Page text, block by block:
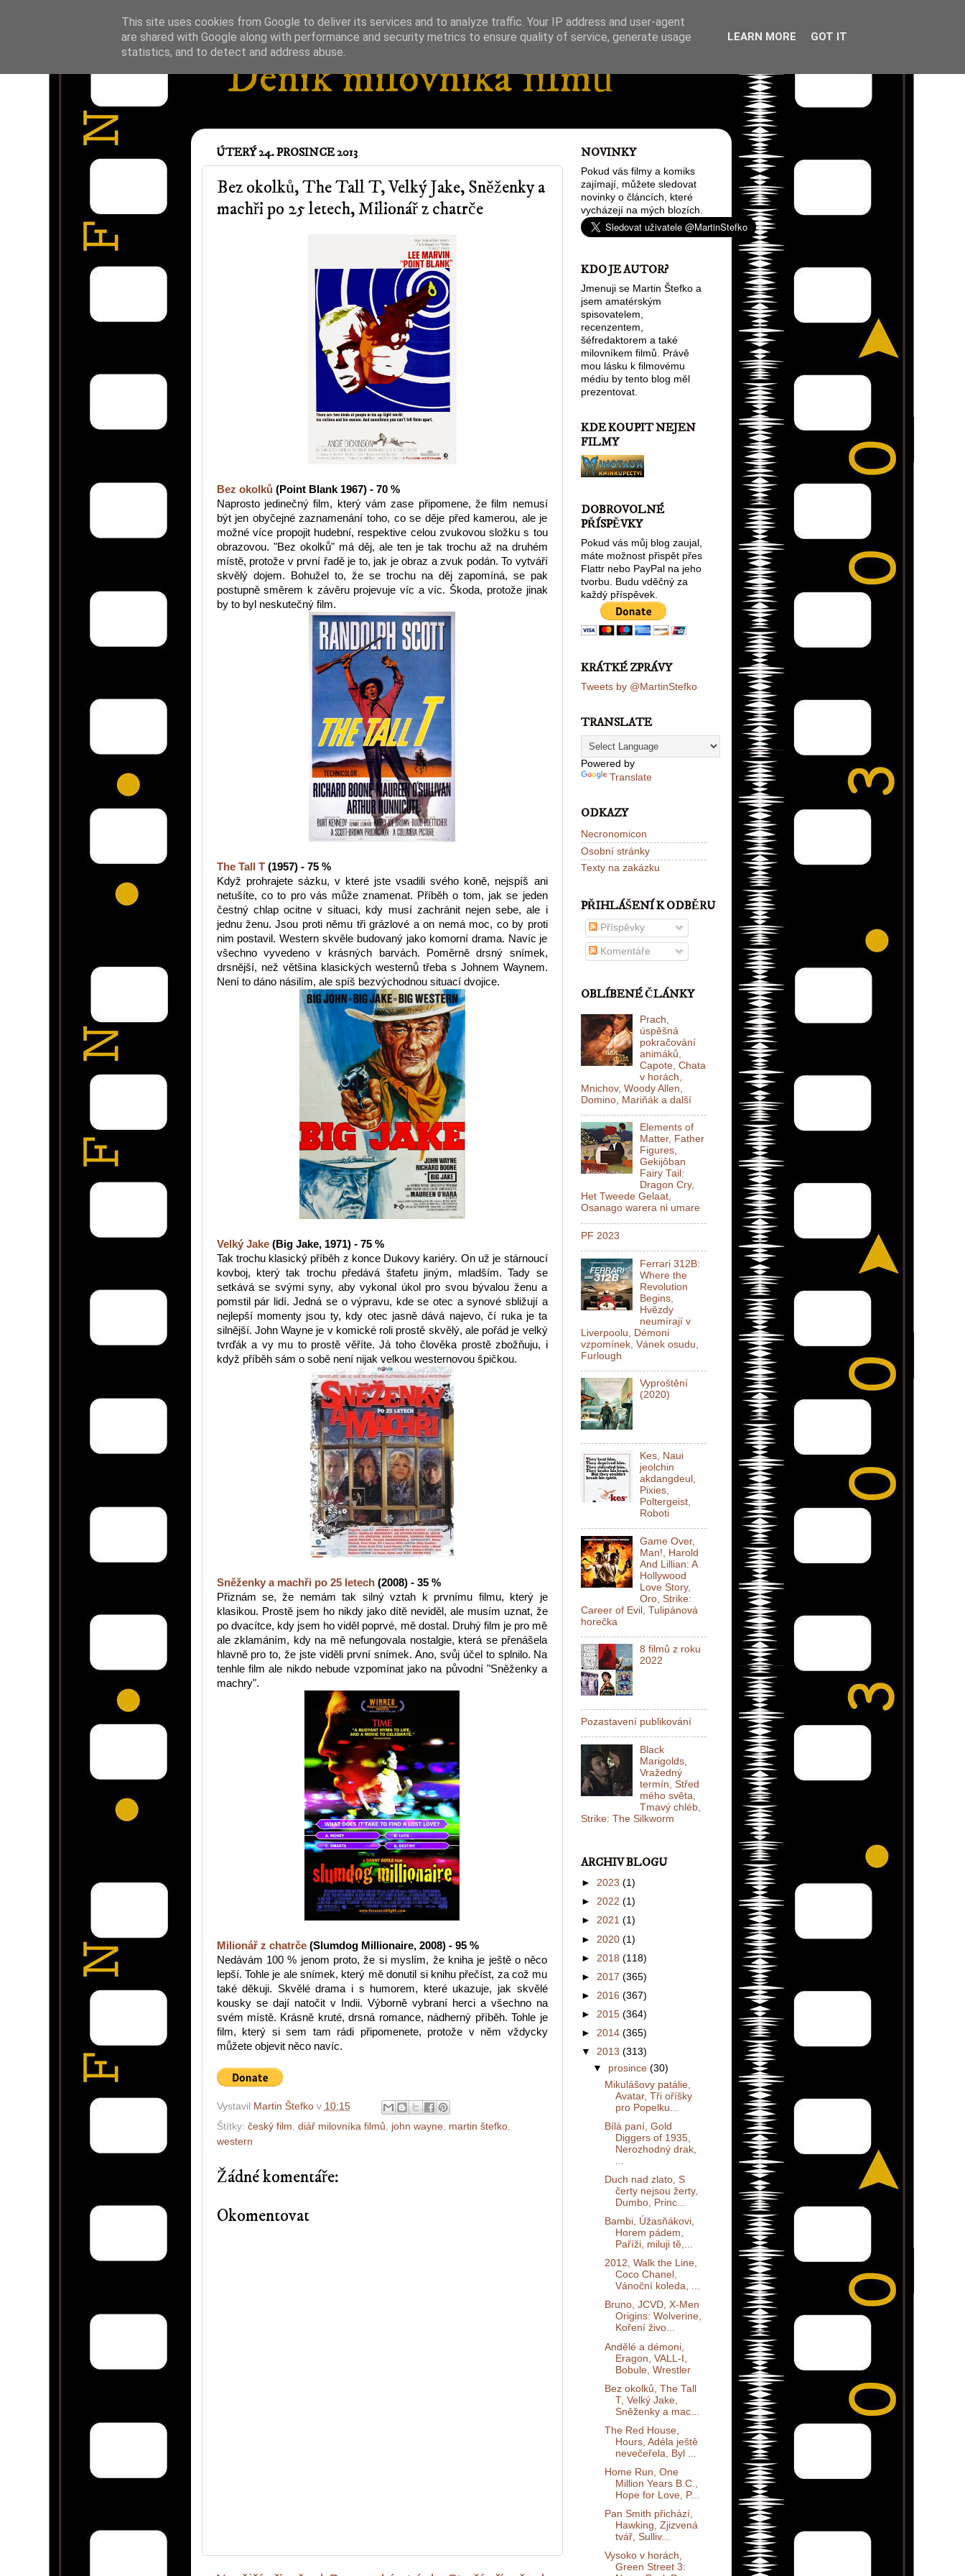
Deník milovníka filmů
ÚTERÝ 24. PROSINCE 2013
Bez okolků, The Tall T, Velký Jake, Sněženky a
machři po 25 letech, Milionář z chatrče
Bez okolků(Point Blank 1967) - 70 %
Naprosto jedinečný film, který vám zase připomene, že film nemusí
být jen obyčejné zaznamenání toho, co se děje před kamerou, ale je
možné více propojit hudební, respektive celou zvukovou složku s tou
obrazovou. "Bez okolků" má děj, ale ten je tak trochu až na druhém
místě, protože v první řadě je to, jak je obraz a zvuk podán. To vytváří
skvělý dojem. Bohužel to, že se trochu na děj zapomíná, se pak
postupně směrem k závěru projevuje víc a víc. Škoda, protože jinak
by to byl neskutečný film.
The Tall T(1957) - 75 %
Když prohrajete sázku, v které jste vsadili svého koně, nejspíš ani
netušíte, co to pro vás může znamenat. Příběh o tom, jak se jeden
čestný chlap ocitne v situaci, kdy musí zachránit nejen sebe, ale i
jednu ženu. Jsou proti němu tři grázlové a on nemá moc, co by proti
nim postavil. Western skvěle budovaný jako komorní drama. Navíc je
všechno vyvedeno v krásných barvách. Poměrně drsný snímek,
drsnější, než většina klasických westernů třeba s Johnem Waynem.
Není to dáno násilím, ale spíš bezvýchodnou situací dvojice.
Velký Jake(Big Jake, 1971) - 75 %
Tak trochu klasický příběh z konce Dukovy kariéry. On už je stárnoucí
kovboj, který tak trochu předává štafetu jiným, mladším. Tady se
setkává se svými syny, aby vykonal úkol pro svou bývalou ženu a
pomstil pár lidí. Jedná se o výpravu, kde se otec a synové sbližují a
nejlepší momenty jsou ty, kdy otec jasně dává najevo, čí ruka je ta
silnější. John Wayne je v komické roli prostě skvělý, ale pořád je velký
tvrďák a vy mu to prostě věříte. Já toho člověka prostě zbožňuju, i
když příběh sám o sobě není nijak velkou westernovou špičkou.
Sněženky a machři po 25 letech(2008) - 35 %
Přiznám se, že nemám tak silný vztah k prvnímu filmu, který je
klasikou. Prostě jsem ho nikdy jako dítě neviděl, ale musím uznat, že
po dvacítce, kdy jsem ho viděl poprvé, mě dostal. Druhý film je pro mě
ale zklamáním, kdy na mě nefungovala nostalgie, která se přenášela
hlavně pro to, že jste viděli první snímek. Ano, svůj účel to splnilo. Na
tenhle film ale nikdo nebude vzpomínat jako na původní "Sněženky a
machry".
Milionář z chatrče(Slumdog Millionaire, 2008) - 95 %
Nedávám 100 % jenom proto, že si myslím, že kniha je ještě o něco
lepší. Tohle je ale snímek, který mě donutil si knihu přečíst, za což mu
také děkuji. Skvělé drama i s humorem, které ukazuje, jak skvělé
kousky se dají natočit v Indii. Výborně vybraní herci a všechno na
svém místě. Krásně kruté, drsná romance, nádherný příběh. Tohle je
film, který si sem tam rádi připomenete, protože v něm vždycky
můžete objevit něco navíc.
Vystavil Martin Štefko v 10:15
Štítky: český film diář milovníka filmů john wayne, martin štefko,
western
Žádné komentáře:
Okomentovat
NOVINKY
Pokud vás filmy a komiks
zajímají, můžete sledovat
novinky o článcích, které
vycházejí na mých blozích.
KDO JE AUTOR?
Jmenuji se Martin Štefko a
jsem amatérským
spisovatelem,
recenzentem,
šéfredaktorem a také
milovníkem filmů. Právě
mou lásku k filmovému
médiu by tento blog měl
prezentovat.
KDE KOUPIT NEJEN
FILMY
DOBROVOLNÉ
PŘÍSPĚVKY
Pokud vás můj blog zaujal,
máte možnost přispět přes
Flattr nebo PayPal na jeho
tvorbu. Budu vděčný za
každý příspěvek.
KRÁTKÉ ZPRÁVY
Tweets by @MartinStefko
TRANSLATE
Powered by
Translate
ODKAZY
Necronomicon
Osobní stránky
Texty na zakázku
PŘIHLÁŠENÍ K ODBĚRU
Příspěvky
Komentáře
OBLÍBENÉ ČLÁNKY
Prach,
úspěšná
pokračování
animáků,
Capote, Chata
v horách,
Mnichov, Woody Allen,
Domino, Mariňák a další
Elements of
Matter, Father
Figures,
Gekijôban
Fairy Tail:
Dragon Cry,
Het Tweede Gelaat,
Osanago warera ni umare
PF 2023
Ferrari 312B:
Where the
Revolution
Begins,
Hvězdy
neumírají v
Liverpoolu, Démoni
vzpomínek, Vánek osudu,
Furlough
Vyproštění
(2020)
Kes, Naui
jeolchin
akdangdeul,
Pixies,
Poltergeist,
Roboti
Game Over,
Man!, Harold
And Lillian: A
Hollywood
Love Story,
Oro, Strike:
Career of Evil, Tulipánová
horečka
8 filmů z roku
2022
Pozastavení publikování
Black
Marigolds,
Vražedný
termín, Střed
mého světa,
Tmavý chléb,
Strike: The Silkworm
ARCHIV BLOGU
► 2023 (1)
► 2022 (1)
► 2021 (1)
► 2020 (1)
► 2018 (118)
► 2017 (365)
► 2016 (367)
► 2015 (364)
► 2014 (365)
▼ 2013 (313)
▼ prosince (30)
Mikulášovy patálie,
Avatar, Tři oříšky
pro Popelku...
Bílá paní, Gold
Diggers of 1935,
Nerozhodný drak,
Duch nad zlato, S
čerty nejsou žerty,
Dumbo, Princ...
Bambi, Úžasňákovi,
Horem pádem,
Paříži, miluji tě,...
2012, Walk the Line,
Coco Chanel,
Vánoční koleda, ...
Bruno, JCVD, X-Men
Origins: Wolverine,
Koření živo...
Andělé a démoni,
Eragon, VALL-I,
Bobule, Wrestler
Bez okolků, The Tall
T, Velký Jake,
Sněženky a mac...
The Red House,
Hours, Adéla ještě
nevečeřela, Byl ...
Home Run, One
Million Years B.C.,
Hope for Love, P...
Pan Smith přichází,
Hawking, Zjizvená
tvář, Sulliv...
Vysoko v horách,
Green Street 3:
This site uses cookies from Google to deliver its services and to analyze traffic. Your IP address and user-agent
are shared with Google along with performance and security metrics to ensure quality of service, generate usage
statistics, and to detect and address abuse.
LEARN MORE GOT IT